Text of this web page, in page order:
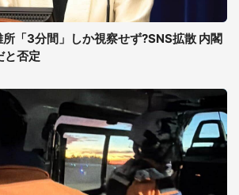
「3分間」しか視察せず?SNS拡散 内閣
と否定